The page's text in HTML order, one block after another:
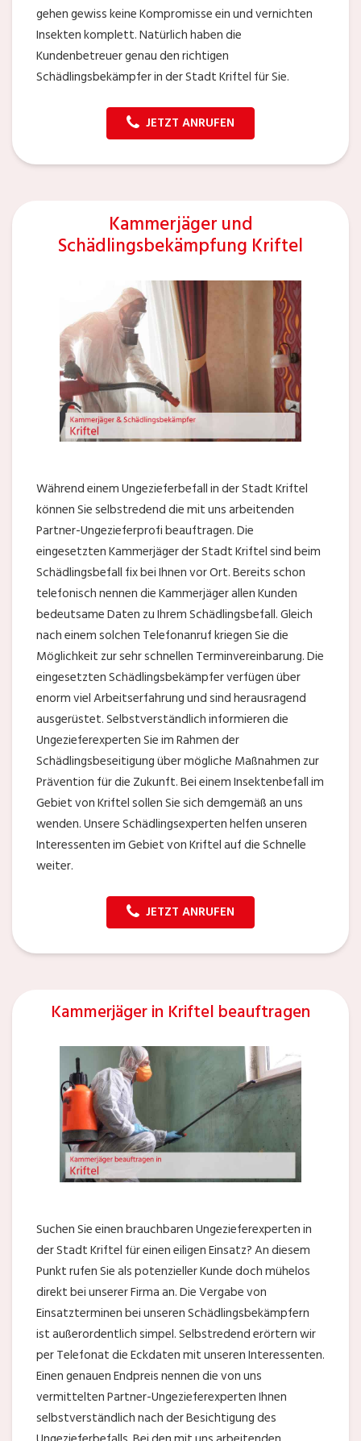
gehen gewiss keine Kompromisse ein und vernichten
Insekten komplett. Natürlich haben die
Kundenbetreuer genau den richtigen
Schädlingsbekämpfer in der Stadt Kriftel für Sie.
JETZT ANRUFEN
Kammerjäger und
Schädlingsbekämpfung Kriftel
Während einem Ungezieferbefall in der Stadt Kriftel
können Sie selbstredend die mit uns arbeitenden
Partner-Ungezieferprofi beauftragen. Die
eingesetzten Kammerjäger der Stadt Kriftel sind beim
Schädlingsbefall fix bei Ihnen vor Ort. Bereits schon
telefonisch nennen die Kammerjäger allen Kunden
bedeutsame Daten zu Ihrem Schädlingsbefall. Gleich
nach einem solchen Telefonanruf kriegen Sie die
Möglichkeit zur sehr schnellen Terminvereinbarung. Die
eingesetzten Schädlingsbekämpfer verfügen über
enorm viel Arbeitserfahrung und sind herausragend
ausgerüstet. Selbstverständlich informieren die
Ungezieferexperten Sie im Rahmen der
Schädlingsbeseitigung über mögliche Maßnahmen zur
Prävention für die Zukunft. Bei einem Insektenbefall im
Gebiet von Kriftel sollen Sie sich demgemäß an uns
wenden. Unsere Schädlingsexperten helfen unseren
Interessenten im Gebiet von Kriftel auf die Schnelle
weiter.
JETZT ANRUFEN
Kammerjäger in Kriftel beauftragen
Suchen Sie einen brauchbaren Ungezieferexperten in
der Stadt Kriftel für einen eiligen Einsatz? An diesem
Punkt rufen Sie als potenzieller Kunde doch mühelos
direkt bei unserer Firma an. Die Vergabe von
Einsatzterminen bei unseren Schädlingsbekämpfern
ist außerordentlich simpel. Selbstredend erörtern wir
per Telefonat die Eckdaten mit unseren Interessenten.
Einen genauen Endpreis nennen die von uns
vermittelten Partner-Ungezieferexperten Ihnen
selbstverständlich nach der Besichtigung des